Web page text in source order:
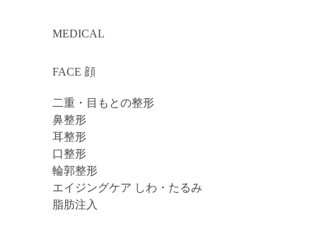
MEDICAL
FACE 顔
二重・目もとの整形
鼻整形
耳整形
口整形
輪郭整形
エイジングケア しわ・たるみ
脂肪注入